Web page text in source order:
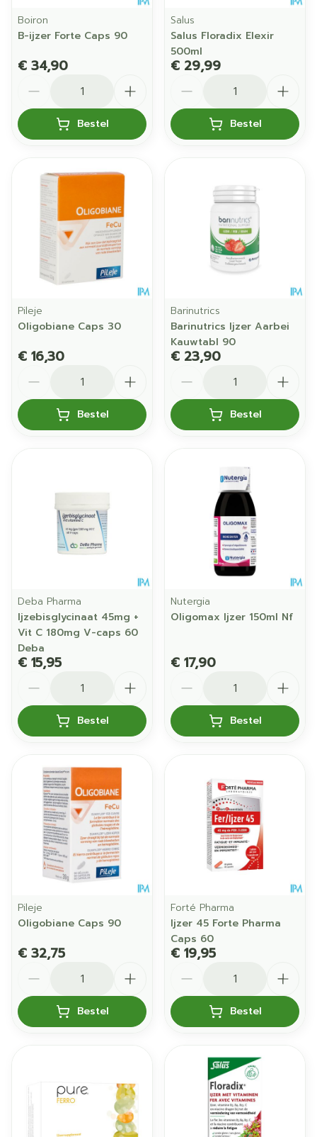
Boiron
B-ijzer Forte Caps 90
€ 34,90
Bestel
Salus
Salus Floradix Elexir
500ml
€ 29,99
Bestel
Pileje
Oligobiane Caps 30
€ 16,30
Bestel
Barinutrics
Barinutrics Ijzer Aarbei
Kauwtabl 90
€ 23,90
Bestel
Deba Pharma
Ijzebisglycinaat 45mg +
Vit C 180mg V-caps 60
Deba
€ 15,95
Bestel
Nutergia
Oligomax Ijzer 150ml Nf
€ 17,90
Bestel
Pileje
Oligobiane Caps 90
€ 32,75
Bestel
Forté Pharma
Ijzer 45 Forte Pharma
Caps 60
€ 19,95
Bestel